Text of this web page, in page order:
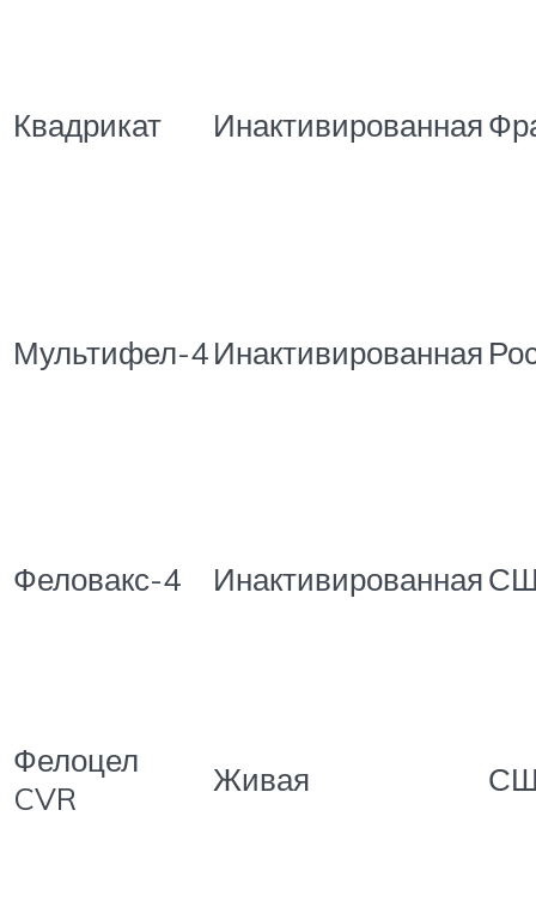
Квадрикат Инактивированная
Мультифел-4Инактивированная
Феловакс-4 Инактивированная
Фелоцел
CVR
Живая